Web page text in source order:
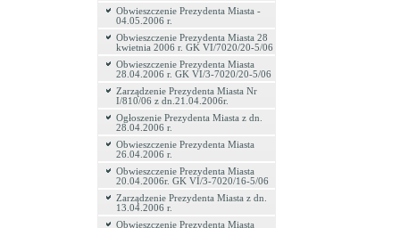
Obwieszczenie Prezydenta Miasta -
04.05.2006 r.
Obwieszczenie Prezydenta Miasta 28
kwietnia 2006 r. GK VI/7020/20-5/06
Obwieszczenie Prezydenta Miasta
28.04.2006 r. GK VI/3-7020/20-5/06
Zarządzenie Prezydenta Miasta Nr
I/810/06 z dn.21.04.2006r.
Ogłoszenie Prezydenta Miasta z dn.
28.04.2006 r.
Obwieszczenie Prezydenta Miasta
26.04.2006 r.
Obwieszczenie Prezydenta Miasta
20.04.2006r. GK VI/3-7020/16-5/06
Zarządzenie Prezydenta Miasta z dn.
13.04.2006 r.
Obwieszczenie Prezydenta Miasta